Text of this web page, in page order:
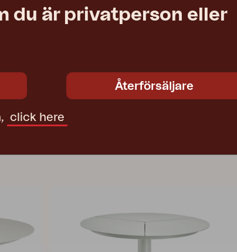
1 790 SEK Rek. butikspris
du är privatperson eller
Återförsäljare
click here